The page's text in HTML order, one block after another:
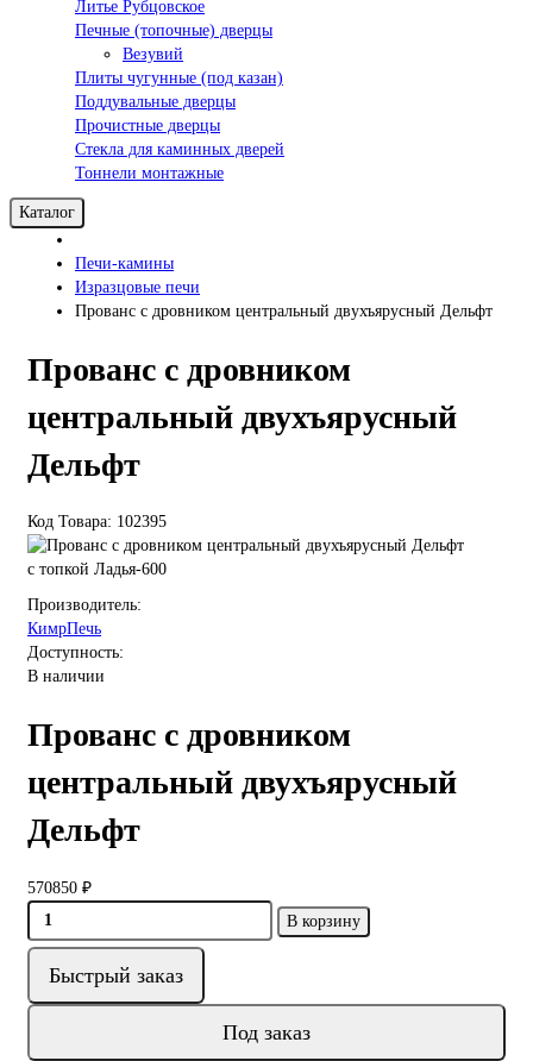
Литье Рубцовское
Печные (топочные) дверцы
Везувий
Плиты чугунные (под казан)
Поддувальные дверцы
Прочистные дверцы
Стекла для каминных дверей
Тоннели монтажные
Каталог
Печи-камины
Изразцовые печи
Прованс с дровником центральный двухъярусный Дельфт
Прованс с дровником
центральный двухъярусный
Дельфт
Код Товара: 102395
с топкой Ладья-600
Производитель:
КимрПечь
Доступность:
В наличии
Прованс с дровником
центральный двухъярусный
Дельфт
570850 ₽
В корзину
Быстрый заказ
Под заказ